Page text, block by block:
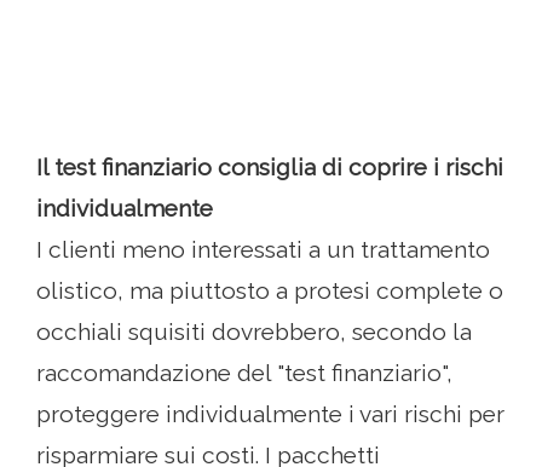
Il test finanziario consiglia di coprire i rischi
individualmente
I clienti meno interessati a un trattamento
olistico, ma piuttosto a protesi complete o
occhiali squisiti dovrebbero, secondo la
raccomandazione del "test finanziario",
proteggere individualmente i vari rischi per
risparmiare sui costi. I pacchetti